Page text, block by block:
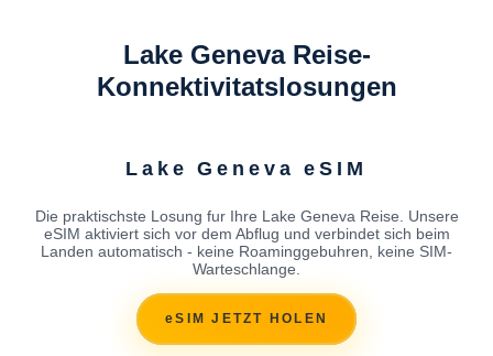
Lake Geneva Reise-
Konnektivitatslosungen
Lake Geneva eSIM
Die praktischste Losung fur Ihre Lake Geneva Reise. Unsere
eSIM aktiviert sich vor dem Abflug und verbindet sich beim
Landen automatisch - keine Roaminggebuhren, keine SIM-
Warteschlange.
eSIM JETZT HOLEN